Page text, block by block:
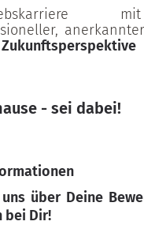
Zukunftsperspektive
- sei dabei!
über Deine
bei Dir!